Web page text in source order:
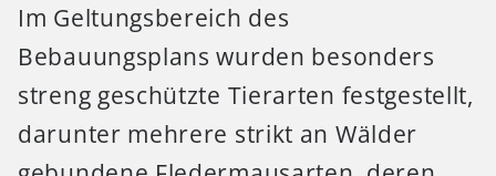
Im Geltungsbereich des
Bebauungsplans wurden besonders
streng geschützte Tierarten festgestellt,
darunter mehrere strikt an Wälder